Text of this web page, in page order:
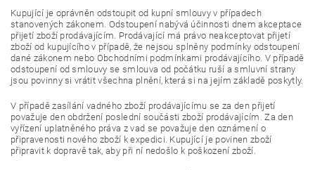
Kupující je oprávněn odstoupit od kupní smlouvy v případech
stanovených zákonem. Odstoupení nabývá účinnosti dnem akceptace
přijetí zboží prodávajícím. Prodávající má právo neakceptovat přijetí
zboží od kupujícího v případě, že nejsou splněny podmínky odstoupení
dané zákonem nebo Obchodními podmínkami prodávajícího. V případě
odstoupení od smlouvy se smlouva od počátku ruší a smluvní strany
jsou povinny si vrátit všechna plnění, která si na jejím základě poskytly.
V případě zasílání vadného zboží prodávajícímu se za den přijetí
považuje den obdržení poslední součásti zboží prodávajícím. Za den
vyřízení uplatněného práva z vad se považuje den oznámení o
připravenosti nového zboží k expedici. Kupující je povinen zboží
připravit k dopravě tak, aby při ní nedošlo k poškození zboží.